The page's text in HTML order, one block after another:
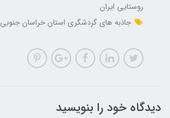
روستایی ایران
جاذبه های گردشگری استان خراسان جنوبی
دیدگاه خود را بنویسید